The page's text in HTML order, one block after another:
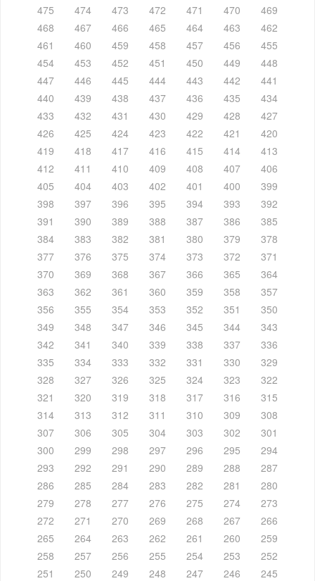
475
474 473 472 471 470
469
468
467 466 465 464 463
462
461
460 459 458 457 456
455
454
453 452 451 450 449
448
447
446 445 444 443 442
441
440
439 438 437 436 435
434
433
432 431 430 429 428
427
426
425 424 423 422 421
420
419
418 417 416 415 414
413
412
411 410 409 408 407
406
405
404 403 402 401 400
399
398
397 396 395 394 393
392
391
390 389 388 387 386
385
384
383 382 381 380 379
378
377
376 375 374 373 372
371
370
369 368 367 366 365
364
363
362 361 360 359 358
357
356
355 354 353 352 351
350
349
348 347 346 345 344
343
342
341 340 339 338 337
336
335
334 333 332 331 330
329
328
327 326 325 324 323
322
321
320 319 318 317 316
315
314
313 312 311 310 309
308
307
306 305 304 303 302
301
300
299 298 297 296 295
294
293
292 291 290 289 288
287
286
285 284 283 282 281
280
279
278 277 276 275 274
273
272
271 270 269 268 267
266
265
264 263 262 261 260
259
258
257 256 255 254 253
252
251
250 249 248 247 246
245